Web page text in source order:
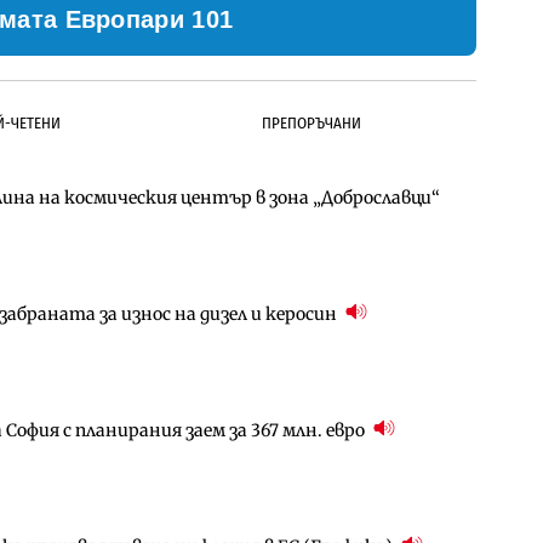
Европари 101
ЧЕТЕНИ ПРЕПОРЪЧАНИ
на космическия център в зона „Доброславци“
за износ на дизел и керосин
с планирания заем за 367 млн. евро
Петрохан ще върви паралелно с екологичните
езеро става част от бъдещата магистрала
за преместването на трамвайното
Петрохан ще върви паралелно с екологичните
придобиване на Euroapi Italy
пазар има огромен потенциал за растеж